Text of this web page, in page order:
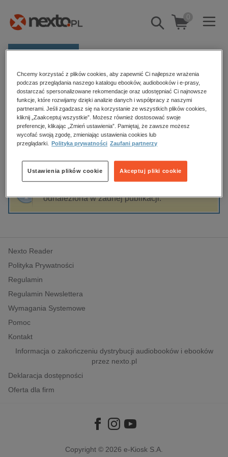
Pokaż/schowaj
wyszukiwarkę
0
Kategorie
Zobacz wszystkie E-prasa
budownictwo, aranżacja wnętrz
biznesowe, branżowe, gospodarka
dzienniki
edukacja
hobby, sport, rozrywka
komputery, internet, technologie, informatyka
polityka, społeczno-informacyjne
psychologiczne
inne
popularno-naukowe
historia
Strona główna Roman Warszewski
Roman Warszewski
Sortowanie Filtrowanie
odnaleziona w żadnej publikacji.
Nexto Reader
Polityka Prywatności
Regulamin
Regulamin Newslettera
Wymagania Systemowe
Pomoc
Kontakt
Informacja o zakończeniu dystrybucji audiobooków i ebooków
przez nexto.pl
Deklaracja dostępności
Oferta dla firm
Copyright © 2026 e-Kiosk S.A.
Chcemy korzystać z plików cookies, aby zapewnić Ci najlepsze wrażenia
podczas przeglądania naszego katalogu ebooków, audiobooków i e-prasy,
dostarczać spersonalizowane rekomendacje oraz udostępniać Ci najnowsze
funkcje, które rozwijamy dzięki analizie danych i współpracy z naszymi
partnerami. Jeśli zgadzasz się na korzystanie ze wszystkich plików cookies,
kliknij „Zaakceptuj wszystkie”. Możesz również dostosować swoje
preferencje, klikając „Zmień ustawienia”. Pamiętaj, że zawsze możesz
wycofać swoją zgodę, zmieniając ustawienia cookies lub
przeglądarki.
Polityka prywatności Zaufani partnerzy
Akceptuj pliki cookie
Ustawienia plików cookie